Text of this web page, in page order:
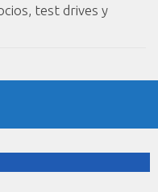
test drives y